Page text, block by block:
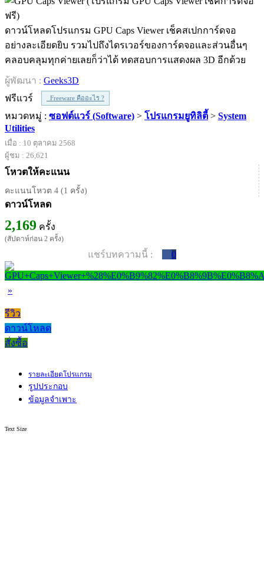
ดาวน์โหลดโปรแกรม GPU Caps Viewer เช็คสเปกการ์ดจอ
อย่างละเอียดยิบ รวมไปถึงไดรเวอร์ของการ์ดจอและส่วนอื่นๆ
คลอบคลุมทุกค่ายเลยก็ว่าได้ ทดสอบการแสดงผล 3D อีกด้วย
ผู้พัฒนา : Geeks3D
ฟรีแวร์
Freeware คืออะไร ?
หมวดหมู่ : ซอฟต์แวร์ (Software) > โปรแกรมยูทิลิตี้ > System
Utilities
เมื่อ : 10 ตุลาคม 2568
ผู้ชม : 26,621
โหวตให้คะแนน
คะแนนโหวต 4 (1 ครั้ง)
ดาวน์โหลด
2,169 ครั้ง
(สัปดาห์ก่อน 2 ครั้ง)
แชร์บทความนี้ : 0
»
รีวิว
ดาวน์โหลด
สั่งซื้อ
รายละเอียดโปรแกรม
รูปประกอบ
ข้อมูลจำเพาะ
Text Size